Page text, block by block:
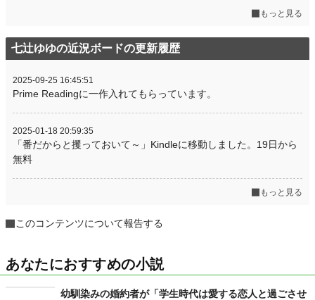
もっと見る
七辻ゆゆの近況ボードの更新履歴
2025-09-25 16:45:51
Prime Readingに一作入れてもらっています。
2025-01-18 20:59:35
「番だからと攫っておいて～」Kindleに移動しました。19日から
無料
もっと見る
このコンテンツについて報告する
あなたにおすすめの小説
幼馴染みの婚約者が「学生時代は愛する恋人と過ごさせ